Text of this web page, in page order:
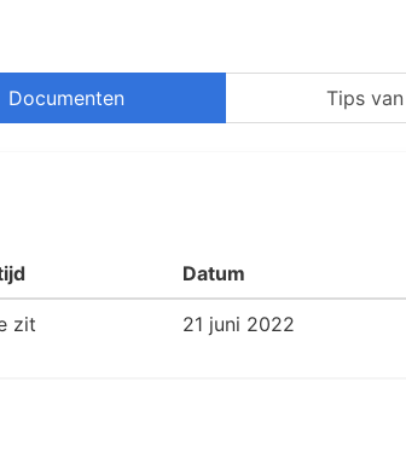
Documenten Tips
Datum
zit 21 juni 2022